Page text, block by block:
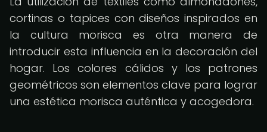
cortinas o tapices con diseños inspirados en
la cultura morisca es otra manera de
introducir esta influencia en la decoración del
hogar. Los colores cálidos y los patrones
geométricos son elementos clave para lograr
una estética morisca auténtica y acogedora.